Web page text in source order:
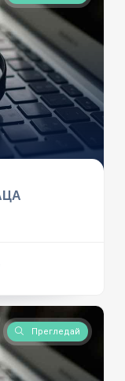
Прегледай